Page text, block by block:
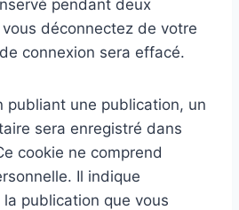
pendant deux
déconnectez de votre
connexion sera effacé.
publiant une publication, un
sera enregistré dans
cookie ne comprend
Il indique
la publication que vous